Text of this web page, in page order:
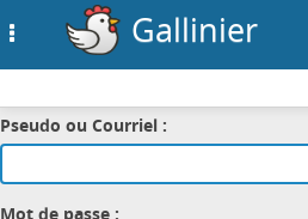
Aller
au
Gallinier
Connexion
Pseudo ou Courriel :
Mot de passe :